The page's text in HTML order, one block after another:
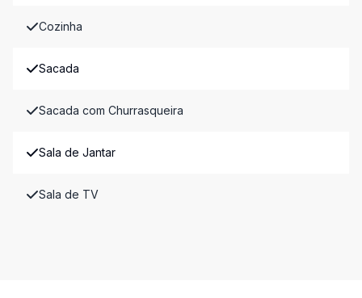
Cozinha
Sacada
Sacada com Churrasqueira
Sala de Jantar
Sala de TV